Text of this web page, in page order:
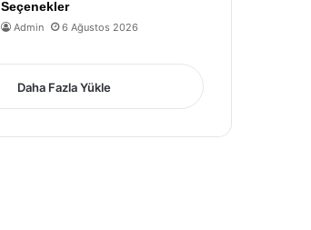
Seçenekler
Admin 6 Ağustos 2026
Daha Fazla Yükle